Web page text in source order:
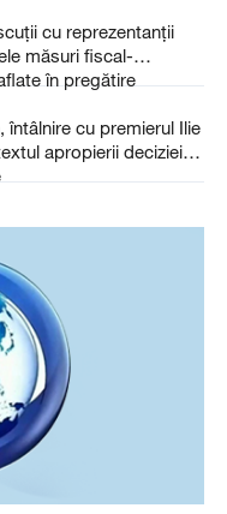
cu reprezentanţii
măsuri fiscal-
în pregătire
cu premierul Ilie
apropierii deciziei